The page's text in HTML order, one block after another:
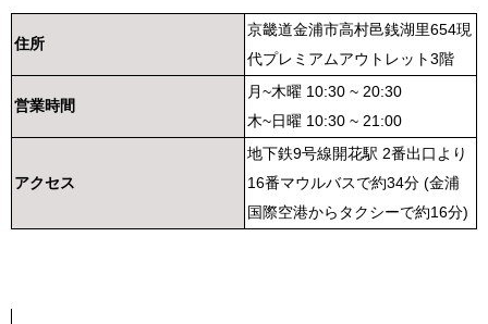
住所
京畿道金浦市高村邑銭湖里654現
代プレミアムアウトレット3階
営業時間
月~木曜 10:30 ~ 20:30
木~日曜 10:30 ~ 21:00
アクセス
地下鉄9号線開花駅 2番出口より
16番マウルバスで約34分 (金浦
国際空港からタクシーで約16分)